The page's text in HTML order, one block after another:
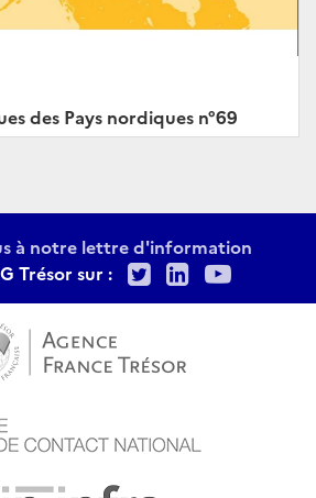
des Pays nordiques n°69
à notre lettre d'information
Trésor sur :
TwitterLinkedIn